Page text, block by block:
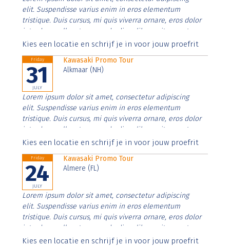
elit. Suspendisse varius enim in eros elementum
tristique. Duis cursus, mi quis viverra ornare, eros dolor
interdum nulla, ut commodo diam libero vitae erat.
Aenean faucibus nibh et justo cursus id rutrum lorem
Kies een locatie en schrijf je in voor jouw proefrit
Friday
31
JULY
Kawasaki Promo Tour
Alkmaar (NH)
Lorem ipsum dolor sit amet, consectetur adipiscing
elit. Suspendisse varius enim in eros elementum
tristique. Duis cursus, mi quis viverra ornare, eros dolor
interdum nulla, ut commodo diam libero vitae erat.
Aenean faucibus nibh et justo cursus id rutrum lorem
Kies een locatie en schrijf je in voor jouw proefrit
Friday
24
JULY
Kawasaki Promo Tour
Almere (FL)
Lorem ipsum dolor sit amet, consectetur adipiscing
elit. Suspendisse varius enim in eros elementum
tristique. Duis cursus, mi quis viverra ornare, eros dolor
interdum nulla, ut commodo diam libero vitae erat.
Aenean faucibus nibh et justo cursus id rutrum lorem
Kies een locatie en schrijf je in voor jouw proefrit